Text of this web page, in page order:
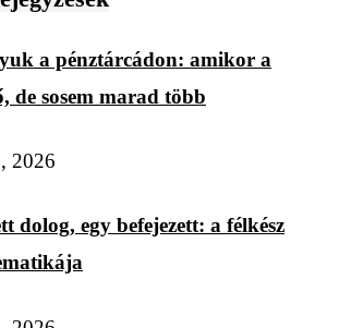
a pénztárcádon: amikor a
de sosem marad több
2026
dolog, egy befejezett: a félkész